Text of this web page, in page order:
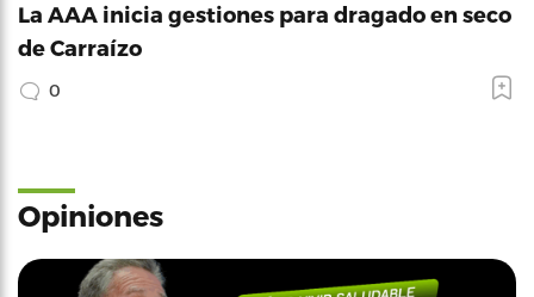
La AAA inicia gestiones para dragado en seco
de Carraízo
0
Opiniones